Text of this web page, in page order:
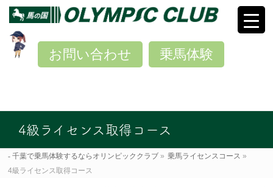
乗馬体験
お問い合わせ
4級ライセンス取得コース
千葉で乗馬体験するならオリンピッククラブ » 乗馬ライセンスコース »
4級ライセンス取得コース